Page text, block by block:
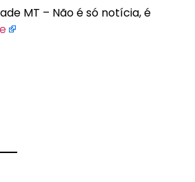
MT – Não é só notícia, é